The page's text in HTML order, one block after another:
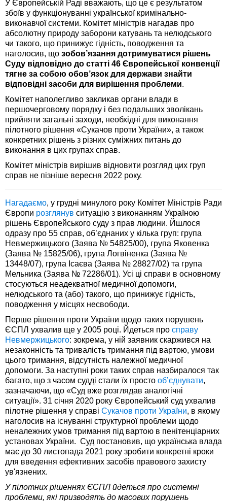
У Європейській Раді вважають, що це є результатом
збоїв у функціонуванні української кримінально-
виконавчої системи. Комітет міністрів нагадав про
абсолютну природу заборони катувань та нелюдського
чи такого, що принижує гідність, поводження та
наголосив, що зобов’язання дотримуватися рішень
Суду відповідно до статті 46 Європейської конвенції
тягне за собою обов’язок для держави знайти
відповідні засоби для вирішення проблеми.
Комітет наполегливо закликав органи влади в
першочерговому порядку і без подальших зволікань
прийняти загальні заходи, необхідні для виконання
пілотного рішення «Сукачов проти України», а також
конкретних рішень з різних суміжних питань до
виконання в цих групах справ.
Комітет міністрів вирішив відновити розгляд цих груп
справ не пізніше вересня 2022 року.
Нагадаємо, у грудні минулого року Комітет Міністрів Ради
Європи розглянув ситуацію з виконанням Україною
рішень Європейського суду з прав людини. Йшлося
одразу про 55 справ, об’єднаних у кілька груп: група
Невмержицького (Заява № 54825/00), група Яковенка
(Заява № 15825/06), група Логвіненка (Заява №
13448/07), група Ісаєва (Заява № 28827/02) та група
Мельника (Заява № 72286/01). Усі ці справи в основному
стосуються неадекватної медичної допомоги,
нелюдського та (або) такого, що принижує гідність,
поводження у місцях несвободи.
Перше рішення проти України щодо таких порушень
ЄСПЛ ухвалив ще у 2005 році. Йдеться про справу
Невмержицького: зокрема, у ній заявник скаржився на
незаконність та тривалість тримання під вартою, умови
цього тримання, відсутність належної медичної
допомоги. За наступні роки таких справ назбиралося так
багато, що з часом судді стали їх просто об’єднувати,
зазначаючи, що «Суд вже розглядав аналогічні
ситуації». 31 січня 2020 року Європейський суд ухвалив
пілотне рішення у справі Сукачов проти України, в якому
наголосив на існуванні структурної проблеми щодо
неналежних умов тримання під вартою в пенітенціарних
установах України. Суд постановив, що українська влада
має до 30 листопада 2021 року зробити конкретні кроки
для введення ефективних засобів правового захисту
ув'язнених.
У пілотних рішеннях ЄСПЛ йдеться про системні
проблеми, які призводять до масових порушень